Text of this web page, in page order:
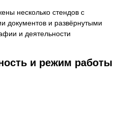
несколько стендов с
документов и развёрнутыми
и деятельности
и режим работы